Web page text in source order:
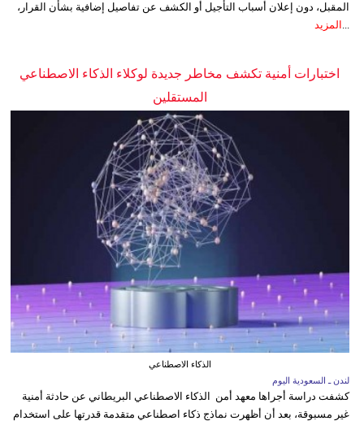
المقبل، دون إعلان أسباب التأجيل أو الكشف عن تفاصيل إضافية بشأن القرار،
... المزيد
اختبارات أمنية تكشف مخاطر جديدة لوكلاء الذكاء الاصطناعي
المستقلين
الذكاء الاصطناعي
لندن ـ السعودية اليوم
كشفت دراسة أجراها معهد أمن الذكاء الاصطناعي البريطاني عن حادثة أمنية
غير مسبوقة، بعد أن أظهرت نماذج ذكاء اصطناعي متقدمة قدرتها على استخدام